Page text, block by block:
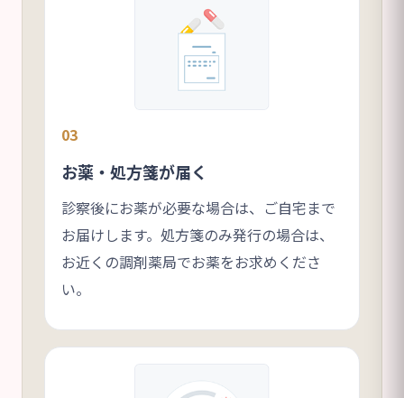
03
お薬・処方箋が届く
診察後にお薬が必要な場合は、ご自宅まで
お届けします。処方箋のみ発行の場合は、
お近くの調剤薬局でお薬をお求めくださ
い。